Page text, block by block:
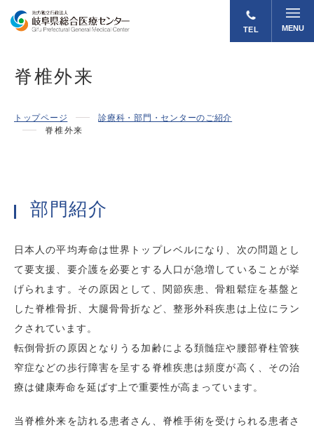
TEL MENU
脊椎外来
トップページ
診療科・部門・センターのご紹介
脊椎外来
部門紹介
日本人の平均寿命は世界トップレベルになり、次の問題とし
て要支援、要介護を必要とする人口が急増していることが挙
げられます。その原因として、関節疾患、骨粗鬆症を基盤と
した脊椎骨折、大腿骨骨折など、整形外科疾患は上位にラン
クされています。
転倒骨折の原因となりうる加齢による頚髄症や腰部脊柱管狭
窄症などの歩行障害を呈する脊椎疾患は頻度が高く、その治
療は健康寿命を延ばす上で重要性が高まっています。
当脊椎外来を訪れる患者さん、脊椎手術を受けられる患者さ